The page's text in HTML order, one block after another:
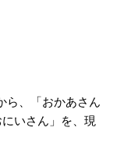
ら、「おかあさん
いさん」を、現